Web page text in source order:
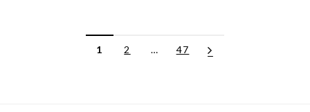
1 2 … 47